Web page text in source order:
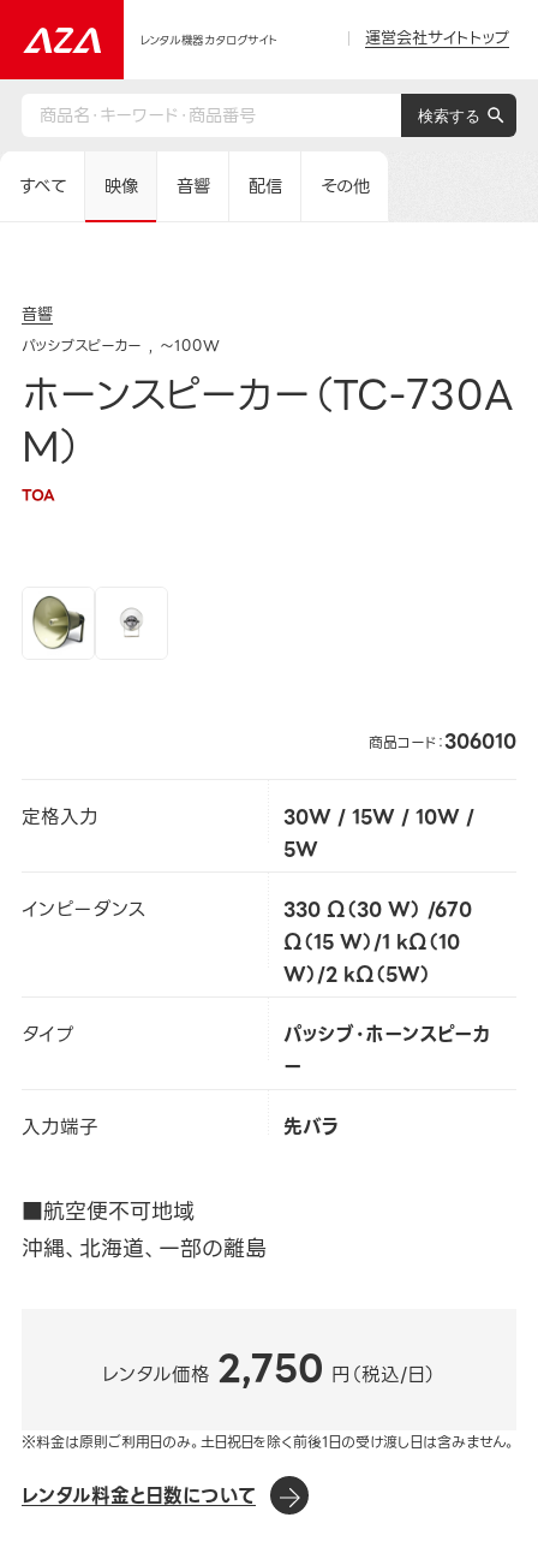
レンタル機器カタログサイト 運営会社サイトトップ
すべて 映像 音響 配信 その他
音響
パッシブスピーカー ～100W
ホーンスピーカー（TC-730A
M）
TOA
商品コード：306010
定格入力
30W / 15W / 10W /
5W
インピーダンス
330 Ω（30 W） /670
Ω（15 W）/1 kΩ（10
W）/2 kΩ（5W）
タイプ
パッシブ・ホーンスピーカ
ー
入力端子
先バラ
■航空便不可地域
沖縄、北海道、一部の離島
レンタル価格 2,750 円（税込/日）
※料金は原則ご利用日のみ。土日祝日を除く前後1日の受け渡し日は含みません。
レンタル料金と日数について